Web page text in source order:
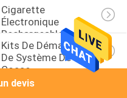
Cigarette
Électronique
Rechargeable
Kits De Démarreur
De Système De
Cosse
devis